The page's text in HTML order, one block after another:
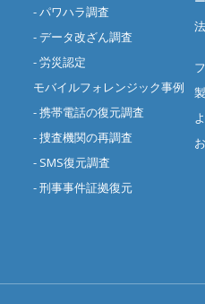
- パワハラ調査
- データ改ざん調査
- 労災認定
モバイルフォレンジック事例
- 携帯電話の復元調査
- 捜査機関の再調査
- SMS復元調査
- 刑事事件証拠復元